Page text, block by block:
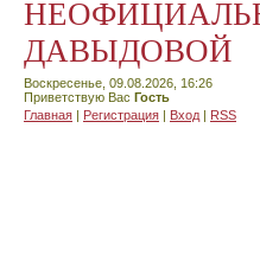
ДАВЫДОВОЙ
Воскресенье, 09.08.2026, 16:26
Приветствую Вас Гость
Главная | Регистрация | Вход | RSS